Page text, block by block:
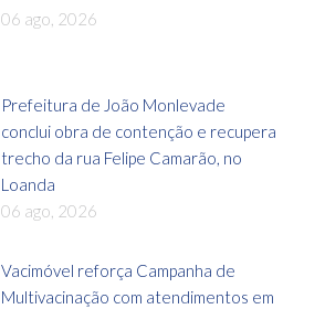
06 ago, 2026
Prefeitura de João Monlevade
conclui obra de contenção e recupera
trecho da rua Felipe Camarão, no
Loanda
06 ago, 2026
Vacimóvel reforça Campanha de
Multivacinação com atendimentos em